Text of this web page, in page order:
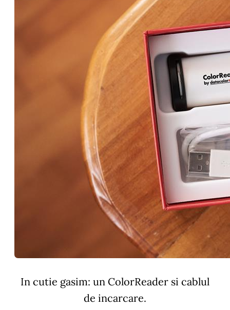
In cutie gasim: un ColorReader si cablul
de incarcare.